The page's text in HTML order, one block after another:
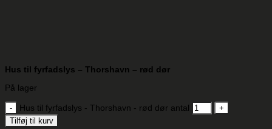
Hus til fyrfadslys – Thorshavn – rød dør
På lager
Hus til fyrfadslys - Thorshavn - rød dør antal
Tilføj til kurv